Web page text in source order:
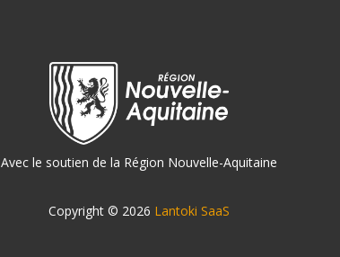
Avec le soutien de la Région Nouvelle-Aquitaine
Copyright © 2026 Lantoki SaaS